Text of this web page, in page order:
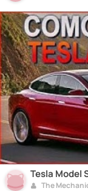
Tesla Model
The